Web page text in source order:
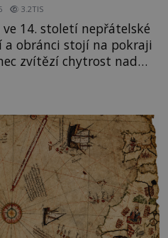
3.2TIS
14. století nepřátelské
a obránci stojí na pokraji
zvítězí chytrost nad
legendy vypustí
živeného králíka, aby
další porci strádá